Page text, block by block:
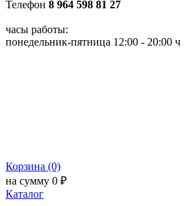
Телефон 8 964 598 81 27
часы работы:
понедельник-пятница 12:00 - 20:00 ч
Корзина (0)
на сумму 0 ₽
Каталог